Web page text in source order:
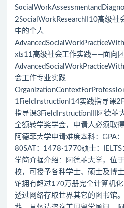
2SocialWorkResearchII10高级
中的个人
xts11高级社会工作实践——面向
会工作专业实践
1FieldInstructionI14实践指导课
指导课3FieldInstructionIII阿德菲
全额转学奖学金，申请人必须取
阿德菲大学申请难度本科：GPA
80SAT：1478-1770硕士：
学简介据介绍：阿德菲大学，位
校，可授予各种学士、硕士及博
馆拥有超过170万册完全计算机
透过网络存取世界其它的图书馆